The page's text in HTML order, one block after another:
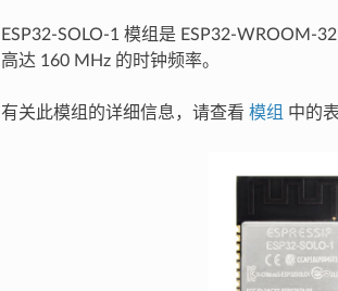
ESP32-SOLO-1 模组是 ESP32-WROOM-
高达 160 MHz 的时钟频率。
有关此模组的详细信息，请查看 模组 中的